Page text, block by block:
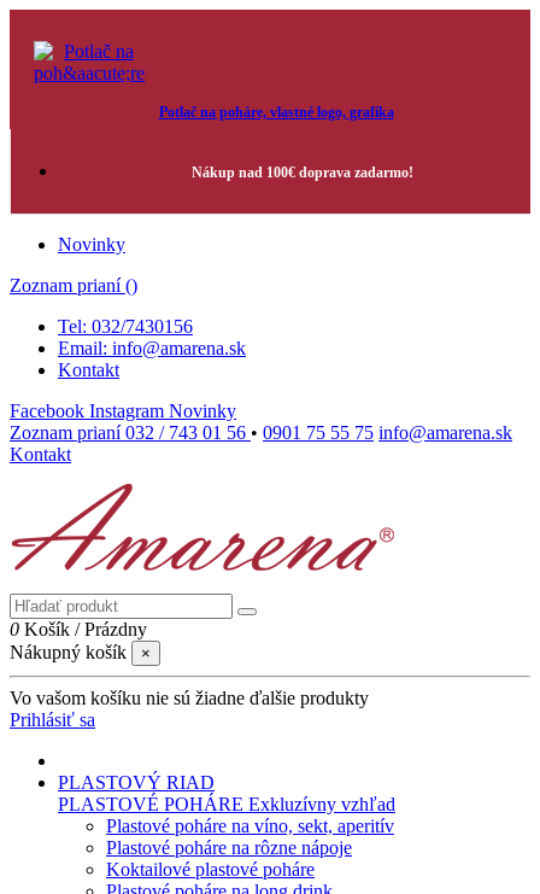
Potlač na poháre, vlastné logo, grafika
Nákup nad 100€ doprava zadarmo!
Novinky
Zoznam prianí ()
Tel: 032/7430156
Email: info@amarena.sk
Kontakt
Facebook Instagram Novinky
Zoznam prianí 032 / 743 01 56 • 0901 75 55 75 info@amarena.sk
Kontakt
0 Košík /Prázdny
Nákupný košík
×
Vo vašom košíku nie sú žiadne ďalšie produkty
Prihlásiť sa
PLASTOVÝ RIAD
PLASTOVÉ POHÁRE Exkluzívny vzhľad
Plastové poháre na víno, sekt, aperitív
Plastové poháre na rôzne nápoje
Koktailové plastové poháre